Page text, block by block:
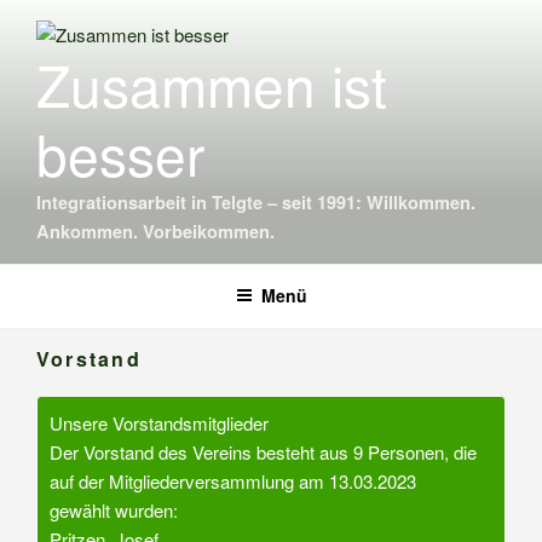
springen
Zusammen ist
besser
Integrationsarbeit in Telgte – seit 1991: Willkommen.
Ankommen. Vorbeikommen.
Menü
Vorstand
Unsere Vorstandsmitglieder
Der Vorstand des Vereins besteht aus 9 Personen, die
auf der Mitgliederversammlung am 13.03.2023
gewählt wurden: